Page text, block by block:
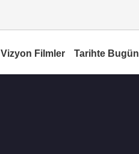
Vizyon Filmler Tarihte Bugün